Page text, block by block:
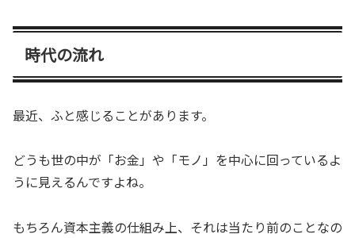
時代の流れ
最近、ふと感じることがあります。
どうも世の中が「お金」や「モノ」を中心に回っているよ
うに見えるんですよね。
もちろん資本主義の仕組み上、それは当たり前のことなの